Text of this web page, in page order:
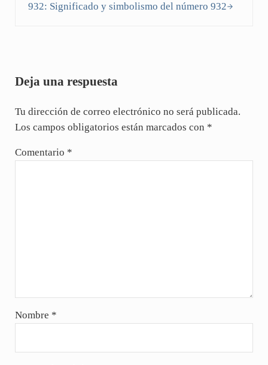
932: Significado y simbolismo del número 932
Deja una respuesta
Tu dirección de correo electrónico no será publicada.
Los campos obligatorios están marcados con *
Comentario *
Nombre *